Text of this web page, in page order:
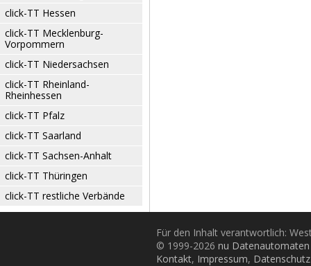
click-TT Hessen
click-TT Mecklenburg-
Vorpommern
click-TT Niedersachsen
click-TT Rheinland-
Rheinhessen
click-TT Pfalz
click-TT Saarland
click-TT Sachsen-Anhalt
click-TT Thüringen
click-TT restliche Verbände
Für den Inhalt verantwortlich:
© 1999-2026 nu
Kontakt, Impressum, Datenschutz